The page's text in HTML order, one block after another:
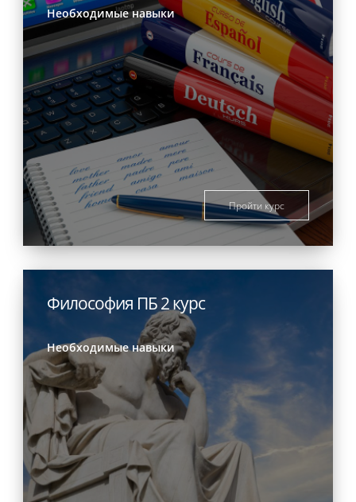
Необходимые навыки
Пройти курс
Философия ПБ 2 курс
Необходимые навыки